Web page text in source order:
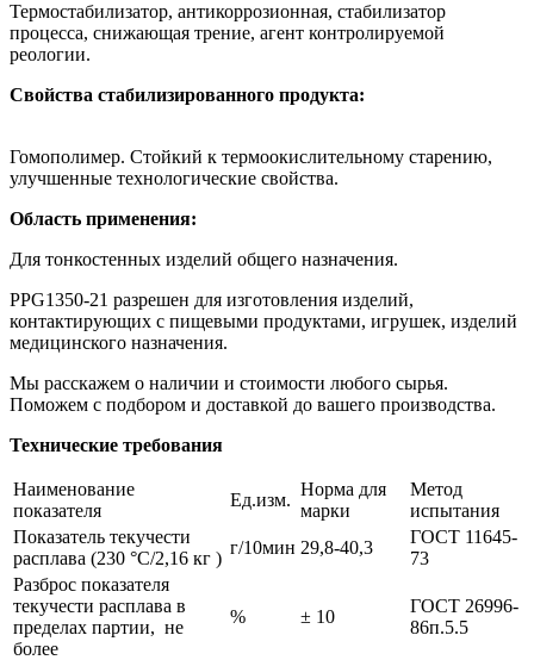
Термостабилизатор, антикоррозионная, стабилизатор
процесса, снижающая трение, агент контролируемой
реологии.
Свойства стабилизированного продукта:
Гомополимер. Стойкий к термоокислительному старению,
улучшенные технологические свойства.
Область применения:
Для тонкостенных изделий общего назначения.
PPG1350-21 разрешен для изготовления изделий,
контактирующих с пищевыми продуктами, игрушек, изделий
медицинского назначения.
Мы расскажем о наличии и стоимости любого сырья.
Поможем с подбором и доставкой до вашего производства.
Технические требования
Наименование
показателя
Ед.изм.
Норма для
марки
Метод
испытания
Показатель текучести
расплава (230 °С/2,16 кг )
г/10мин 29,8-40,3
ГОСТ 11645-
73
Разброс показателя
текучести расплава в
пределах партии, не
более
% ± 10
ГОСТ 26996-
86п.5.5